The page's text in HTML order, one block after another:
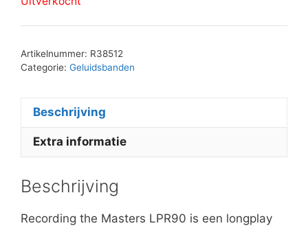
Artikelnummer: R38512
Categorie: Geluidsbanden
Beschrijving
Extra informatie
Beschrijving
Recording the Masters LPR90 is een longplay